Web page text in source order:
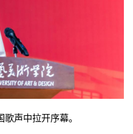
声中拉开序幕。